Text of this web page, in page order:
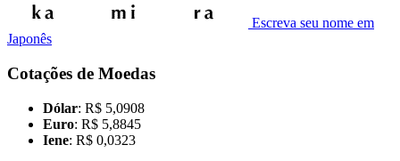
Escreva seu nome em
Japonês
Cotações de Moedas
Dólar: R$ 5,0908
Euro: R$ 5,8845
Iene: R$ 0,0323